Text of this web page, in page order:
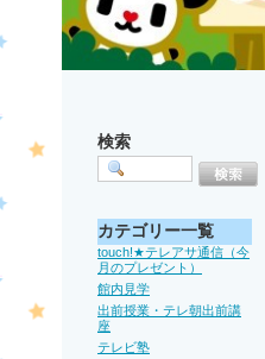
検索
カテゴリー一覧
touch!★テレアサ通信（今
月のプレゼント）
館内見学
出前授業・テレ朝出前講
座
テレビ塾